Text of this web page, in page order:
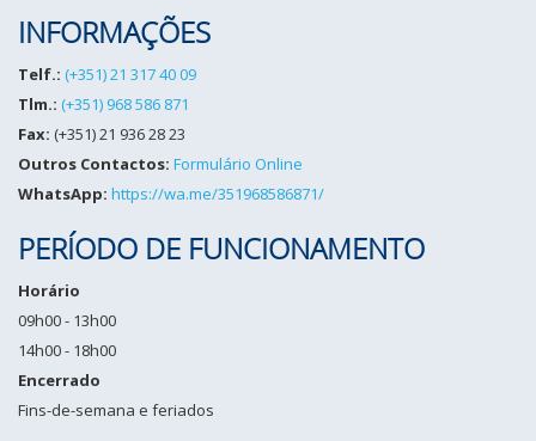
INFORMAÇÕES
Telf.: (+351) 21 317 40 09
Tlm.: (+351) 968 586 871
Fax: (+351) 21 936 28 23
Outros Contactos: Formulário Online
WhatsApp: https://wa.me/351968586871/
PERÍODO DE FUNCIONAMENTO
Horário
09h00 - 13h00
14h00 - 18h00
Encerrado
Fins-de-semana e feriados